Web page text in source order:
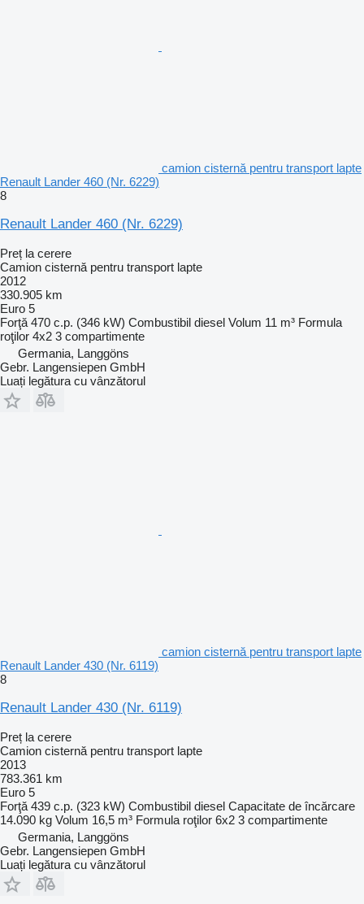
camion cisternă pentru transport lapte
Renault Lander 460 (Nr. 6229)
8
Renault Lander 460 (Nr. 6229)
Preț la cerere
Camion cisternă pentru transport lapte
2012
330.905 km
Euro 5
Forţă 470 c.p. (346 kW) Combustibil diesel Volum 11 m³ Formula
roţilor 4x2 3 compartimente
Germania, Langgöns
Gebr. Langensiepen GmbH
Luați legătura cu vânzătorul
camion cisternă pentru transport lapte
Renault Lander 430 (Nr. 6119)
8
Renault Lander 430 (Nr. 6119)
Preț la cerere
Camion cisternă pentru transport lapte
2013
783.361 km
Euro 5
Forţă 439 c.p. (323 kW) Combustibil diesel Capacitate de încărcare
14.090 kg Volum 16,5 m³ Formula roţilor 6x2 3 compartimente
Germania, Langgöns
Gebr. Langensiepen GmbH
Luați legătura cu vânzătorul